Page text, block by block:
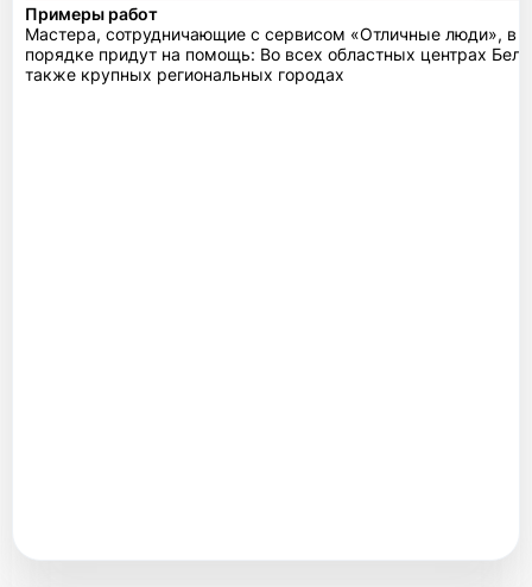
Примеры работ
Мастера, сотрудничающие с сервисом «Отличные люди», в
порядке придут на помощь: Во всех областных центрах
также крупных региональных городах